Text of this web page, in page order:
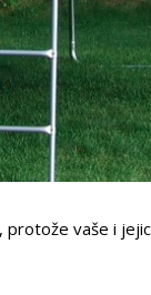
vaše i